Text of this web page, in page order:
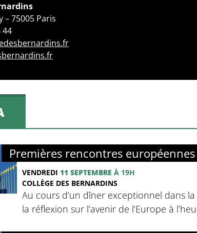
– 75005 Paris
44
Premières rencontres
VENDREDI 11 SEPTEMBRE À 19H
COLLÈGE DES BERNARDINS
Au cours d’un dîner exceptionnel dans
la réflexion sur l’avenir de l’Europe à